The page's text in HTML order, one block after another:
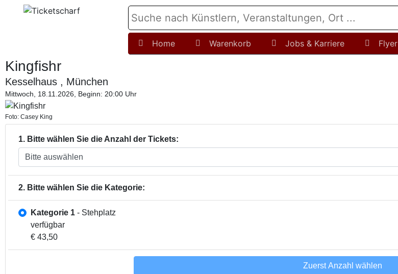
Home Warenkorb Jobs & Karriere Flyer
Kingfishr
Kesselhaus , München
Mittwoch, 18.11.2026, Beginn: 20:00 Uhr
Foto: Casey King
1. Bitte wählen Sie die Anzahl der Tickets:
2. Bitte wählen Sie die Kategorie:
Kategorie 1 - Stehplatz
verfügbar
€ 43,50
Zuerst Anzahl wählen